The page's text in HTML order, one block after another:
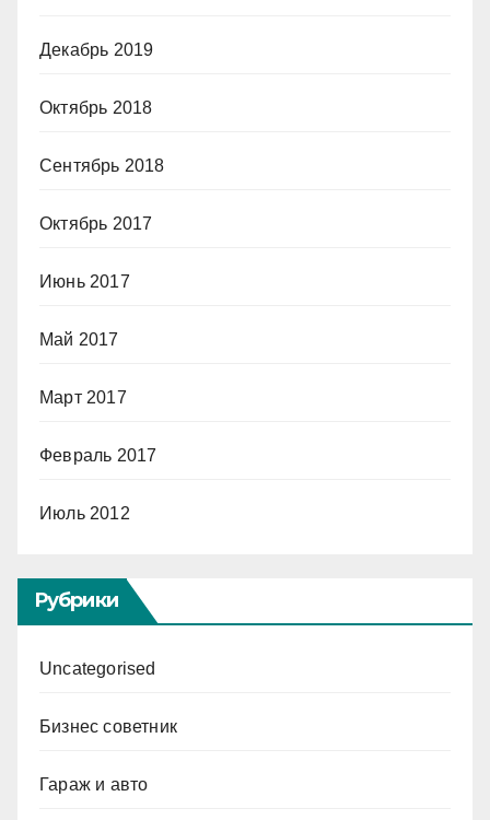
Декабрь 2019
Октябрь 2018
Сентябрь 2018
Октябрь 2017
Июнь 2017
Май 2017
Март 2017
Февраль 2017
Июль 2012
Рубрики
Uncategorised
Бизнес советник
Гараж и авто